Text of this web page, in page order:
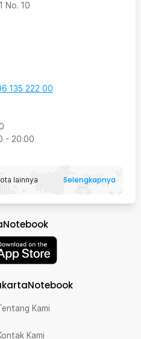
No. 10
135 222 00
- 20:00
lainnya Selengkapnya
Kami
Kami